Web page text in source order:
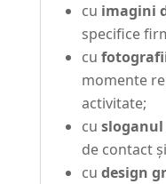
cu imagini
specifice
cu
momente
activitate;
cu
de contact
cu design